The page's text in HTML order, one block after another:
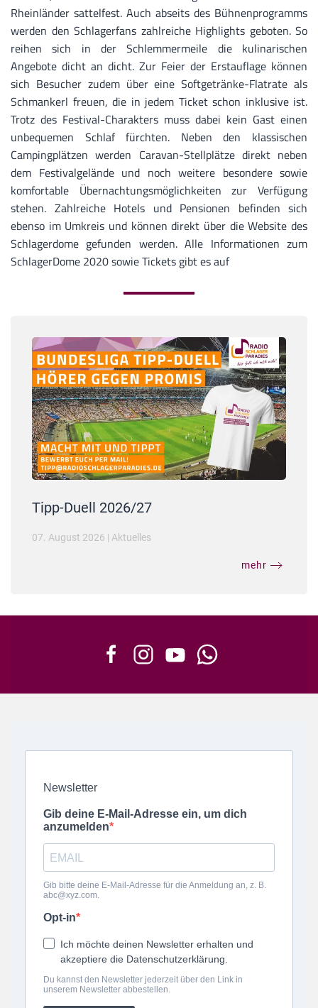
Rheinländer sattelfest. Auch abseits des Bühnenprogramms
werden den Schlagerfans zahlreiche Highlights geboten. So
reihen sich in der Schlemmermeile die kulinarischen
Angebote dicht an dicht. Zur Feier der Erstauflage können
sich Besucher zudem über eine Softgetränke-Flatrate als
Schmankerl freuen, die in jedem Ticket schon inklusive ist.
Trotz des Festival-Charakters muss dabei kein Gast einen
unbequemen Schlaf fürchten. Neben den klassischen
Campingplätzen werden Caravan-Stellplätze direkt neben
dem Festivalgelände und noch weitere besondere sowie
komfortable Übernachtungsmöglichkeiten zur Verfügung
stehen. Zahlreiche Hotels und Pensionen befinden sich
ebenso im Umkreis und können direkt über die Website des
Schlagerdome gefunden werden. Alle Informationen zum
SchlagerDome 2020 sowie Tickets gibt es auf
Tipp-Duell 2026/27
07. August 2026 | Aktuelles
mehr